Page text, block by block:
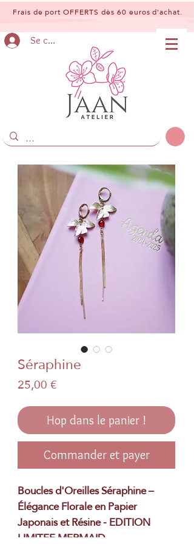
Frais de port OFFERTS dès 60 euros d'achat.
Se connecter
Séraphine
25,00 €
Hop dans le panier !
Commander et payer
Boucles d'Oreilles Séraphine –
Élégance Florale en Papier
Japonais et Résine - EDITION
LIMITEE MERMAID